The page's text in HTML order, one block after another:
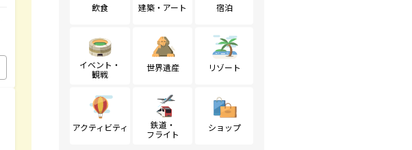
飲食 建築・アート 宿泊
イベント・
観戦
世界遺産 リゾート
アクティビティ
鉄道・
フライト
ショップ